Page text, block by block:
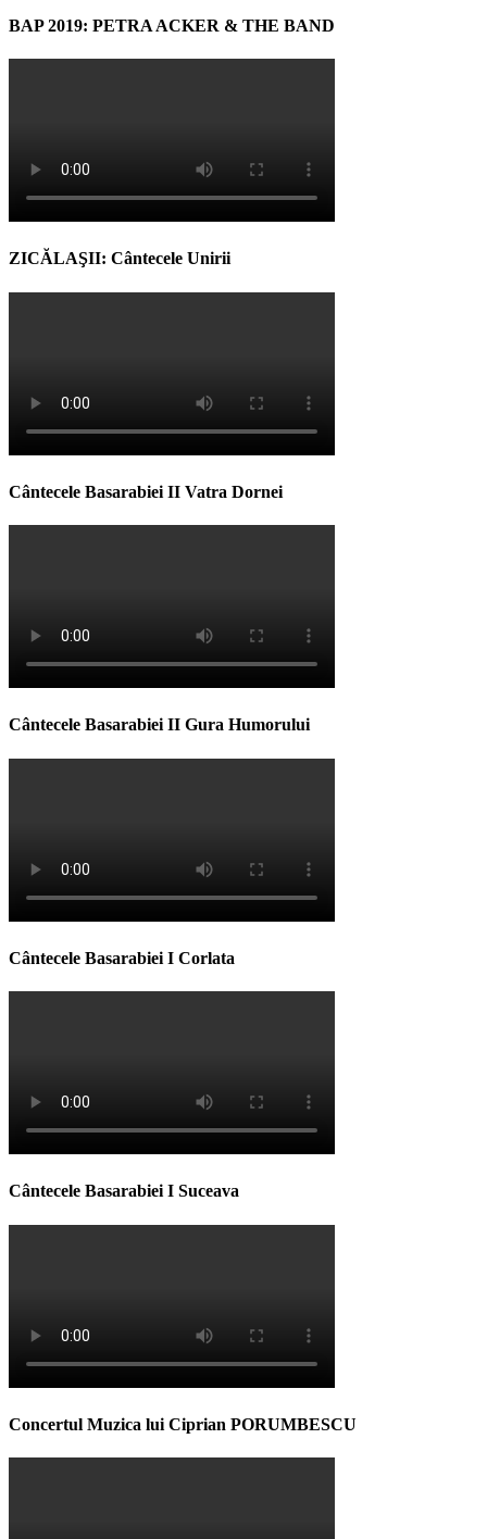
BAP 2019: PETRA ACKER & THE BAND
ZICĂLAŞII: Cântecele Unirii
Cântecele Basarabiei II Vatra Dornei
Cântecele Basarabiei II Gura Humorului
Cântecele Basarabiei I Corlata
Cântecele Basarabiei I Suceava
Concertul Muzica lui Ciprian PORUMBESCU